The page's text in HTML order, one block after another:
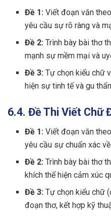
Đề 1: Viết đoạn văn
yêu cầu sự rõ ràng và
Đề 2: Trình bày bài thơ
mạnh sự mềm mại và
Đề 3: Tự chọn kiểu chữ
hiện sự tinh tế và gu
6.4. Đề Thi Viết Chữ
Đề 1: Viết đoạn văn
yêu cầu sự chuẩn xác
Đề 2: Trình bày bài thơ
khích thể hiện cảm xúc
Đề 3: Tự chọn kiểu chữ
đoạn thơ, kết hợp kỹ